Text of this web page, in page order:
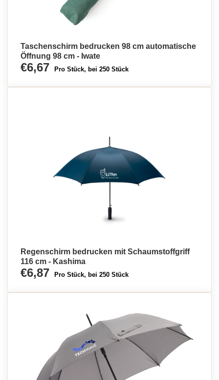
Taschenschirm bedrucken 98 cm automatische
Öffnung 98 cm - Iwate
€6,67 Pro Stück, bei 250 Stück
Regenschirm bedrucken mit Schaumstoffgriff
116 cm - Kashima
€6,87 Pro Stück, bei 250 Stück